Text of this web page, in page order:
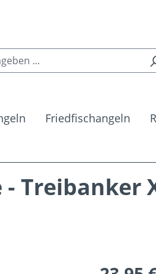
Friedfischangeln
Treibanker
Regulärer